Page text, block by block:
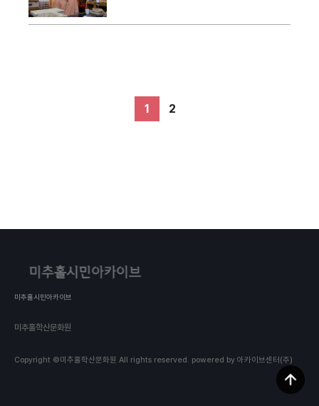
• 촬영일시 : 2022년 9월 21일 • 사진크기 :
1 2
미추홀시민아카이브
미추홀학산문화원
Copyright ©미추홀학산문화원 All rights reserved. powered by 아카이브센터(주)